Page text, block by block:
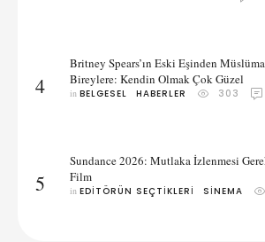
4
Britney Spears’ın Eski Eşinden
Bireylere: Kendin Olmak Çok Güzel
in BELGESEL HABERLER 303
5
Sundance 2026: Mutlaka İzlenmesi
Film
in EDITÖRÜN SEÇTIKLERI SINEMA